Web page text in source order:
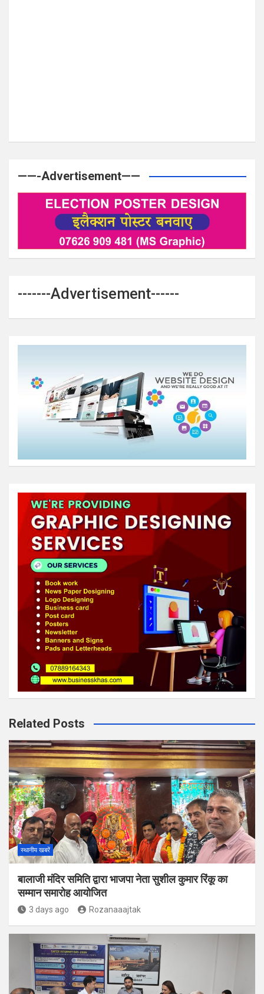
——-Advertisement——
-------Advertisement------
Related Posts
स्थानीय खबरें
बालाजी मंदिर समिति द्वारा भाजपा नेता सुशील कुमार रिंकू का
सम्मान समारोह आयोजित
3 days ago Rozanaaajtak